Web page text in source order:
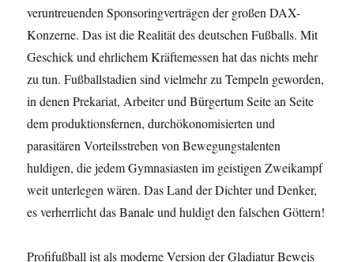
veruntreuenden Sponsoringverträgen der großen DAX-
Konzerne. Das ist die Realität des deutschen Fußballs. Mit
Geschick und ehrlichem Kräftemessen hat das nichts mehr
zu tun. Fußballstadien sind vielmehr zu Tempeln geworden,
in denen Prekariat, Arbeiter und Bürgertum Seite an Seite
dem produktionsfernen, durchökonomisierten und
parasitären Vorteilsstreben von Bewegungstalenten
huldigen, die jedem Gymnasiasten im geistigen Zweikampf
weit unterlegen wären. Das Land der Dichter und Denker,
es verherrlicht das Banale und huldigt den falschen Göttern!
Profifußball ist als moderne Version der Gladiatur Beweis